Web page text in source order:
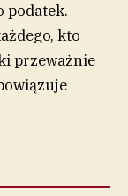
podatek.
kto
przeważnie